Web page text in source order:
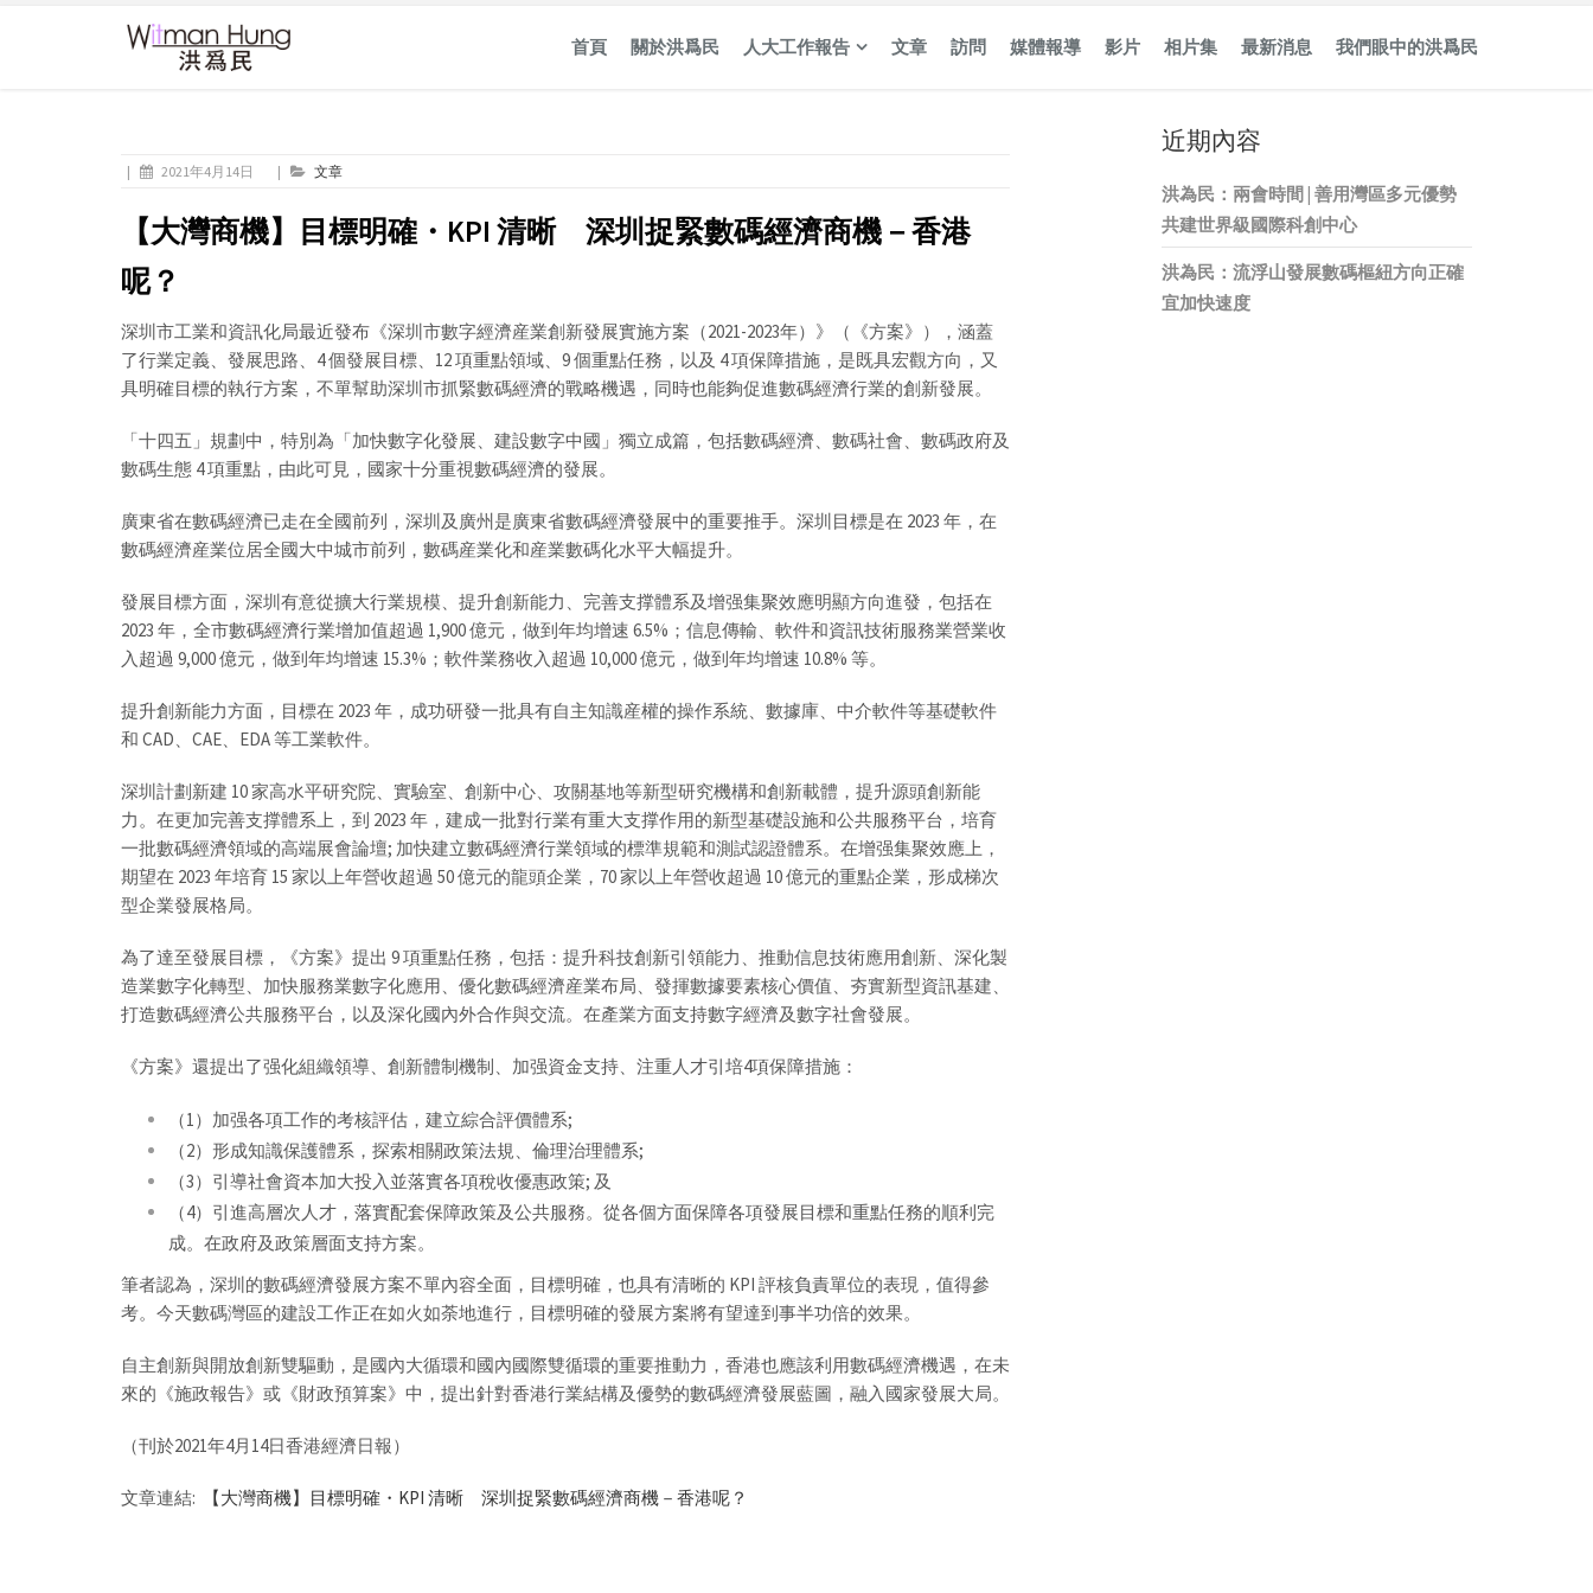
首頁 關於洪爲民 人大工作報告 文章 訪問 媒體報導 影片 相片集 最新消息 我們眼中的洪爲民
| 2021年4月14日 | 文章
【大灣商機】目標明確・KPI 清晰 深圳捉緊數碼經濟商機－香港
呢？
深圳市工業和資訊化局最近發布《深圳市數字經濟産業創新發展實施方案（2021-2023年）》（《方案》），涵蓋
了行業定義、發展思路、4 個發展目標、12 項重點領域、9 個重點任務，以及 4 項保障措施，是既具宏觀方向，又
具明確目標的執行方案，不單幫助深圳市抓緊數碼經濟的戰略機遇，同時也能夠促進數碼經濟行業的創新發展。
「十四五」規劃中，特別為「加快數字化發展、建設數字中國」獨立成篇，包括數碼經濟、數碼社會、數碼政府及
數碼生態 4 項重點，由此可見，國家十分重視數碼經濟的發展。
廣東省在數碼經濟已走在全國前列，深圳及廣州是廣東省數碼經濟發展中的重要推手。深圳目標是在 2023 年，在
數碼經濟産業位居全國大中城市前列，數碼産業化和産業數碼化水平大幅提升。
發展目標方面，深圳有意從擴大行業規模、提升創新能力、完善支撑體系及增强集聚效應明顯方向進發，包括在
2023 年，全市數碼經濟行業增加值超過 1,900 億元，做到年均增速 6.5%；信息傳輸、軟件和資訊技術服務業營業收
入超過 9,000 億元，做到年均增速 15.3%；軟件業務收入超過 10,000 億元，做到年均增速 10.8% 等。
提升創新能力方面，目標在 2023 年，成功研發一批具有自主知識産權的操作系統、數據庫、中介軟件等基礎軟件
和 CAD、CAE、EDA 等工業軟件。
深圳計劃新建 10 家高水平研究院、實驗室、創新中心、攻關基地等新型研究機構和創新載體，提升源頭創新能
力。在更加完善支撑體系上，到 2023 年，建成一批對行業有重大支撑作用的新型基礎設施和公共服務平台，培育
一批數碼經濟領域的高端展會論壇; 加快建立數碼經濟行業領域的標準規範和測試認證體系。在增强集聚效應上，
期望在 2023 年培育 15 家以上年營收超過 50 億元的龍頭企業，70 家以上年營收超過 10 億元的重點企業，形成梯次
型企業發展格局。
為了達至發展目標，《方案》提出 9 項重點任務，包括：提升科技創新引領能力、推動信息技術應用創新、深化製
造業數字化轉型、加快服務業數字化應用、優化數碼經濟産業布局、發揮數據要素核心價值、夯實新型資訊基建、
打造數碼經濟公共服務平台，以及深化國內外合作與交流。在產業方面支持數字經濟及數字社會發展。
《方案》還提出了强化組織領導、創新體制機制、加强資金支持、注重人才引培4項保障措施：
（1）加强各項工作的考核評估，建立綜合評價體系;
（2）形成知識保護體系，探索相關政策法規、倫理治理體系;
（3）引導社會資本加大投入並落實各項稅收優惠政策; 及
（4）引進高層次人才，落實配套保障政策及公共服務。從各個方面保障各項發展目標和重點任務的順利完
成。在政府及政策層面支持方案。
筆者認為，深圳的數碼經濟發展方案不單內容全面，目標明確，也具有清晰的 KPI 評核負責單位的表現，值得參
考。今天數碼灣區的建設工作正在如火如荼地進行，目標明確的發展方案將有望達到事半功倍的效果。
自主創新與開放創新雙驅動，是國內大循環和國內國際雙循環的重要推動力，香港也應該利用數碼經濟機遇，在未
來的《施政報告》或《財政預算案》中，提出針對香港行業結構及優勢的數碼經濟發展藍圖，融入國家發展大局。
（刊於2021年4月14日香港經濟日報）
文章連結: 【大灣商機】目標明確・KPI 清晰 深圳捉緊數碼經濟商機－香港呢？
近期內容
洪為民：兩會時間 | 善用灣區多元優勢
共建世界級國際科創中心
洪為民：流浮山發展數碼樞紐方向正確
宜加快速度